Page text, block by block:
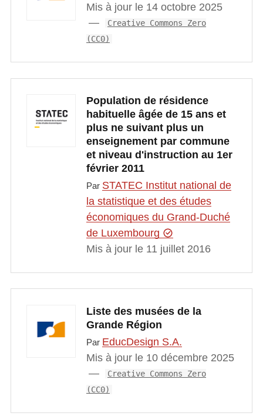
Mis à jour le 14 octobre 2025
Creative Commons Zero
(CC0)
Population de résidence
habituelle âgée de 15 ans et
plus ne suivant plus un
enseignement par commune
et niveau d'instruction au 1er
février 2011
Par STATEC Institut national de
la statistique et des études
économiques du Grand-Duché
de Luxembourg
Mis à jour le 11 juillet 2016
Liste des musées de la
Grande Région
Par EducDesign S.A.
Mis à jour le 10 décembre 2025
Creative Commons Zero
(CC0)